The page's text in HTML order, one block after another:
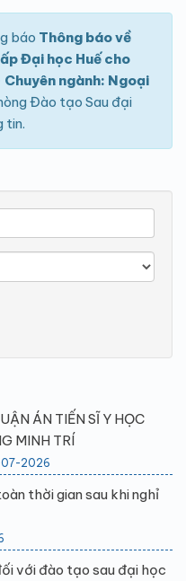
báo Thông báo về
Đại học Huế cho
ngành: Ngoại
Đào tạo Sau đại
tin.
ÁN TIẾN SĨ Y HỌC
MINH TRÍ
2026
thời gian sau khi nghỉ
với đào tạo sau đại học